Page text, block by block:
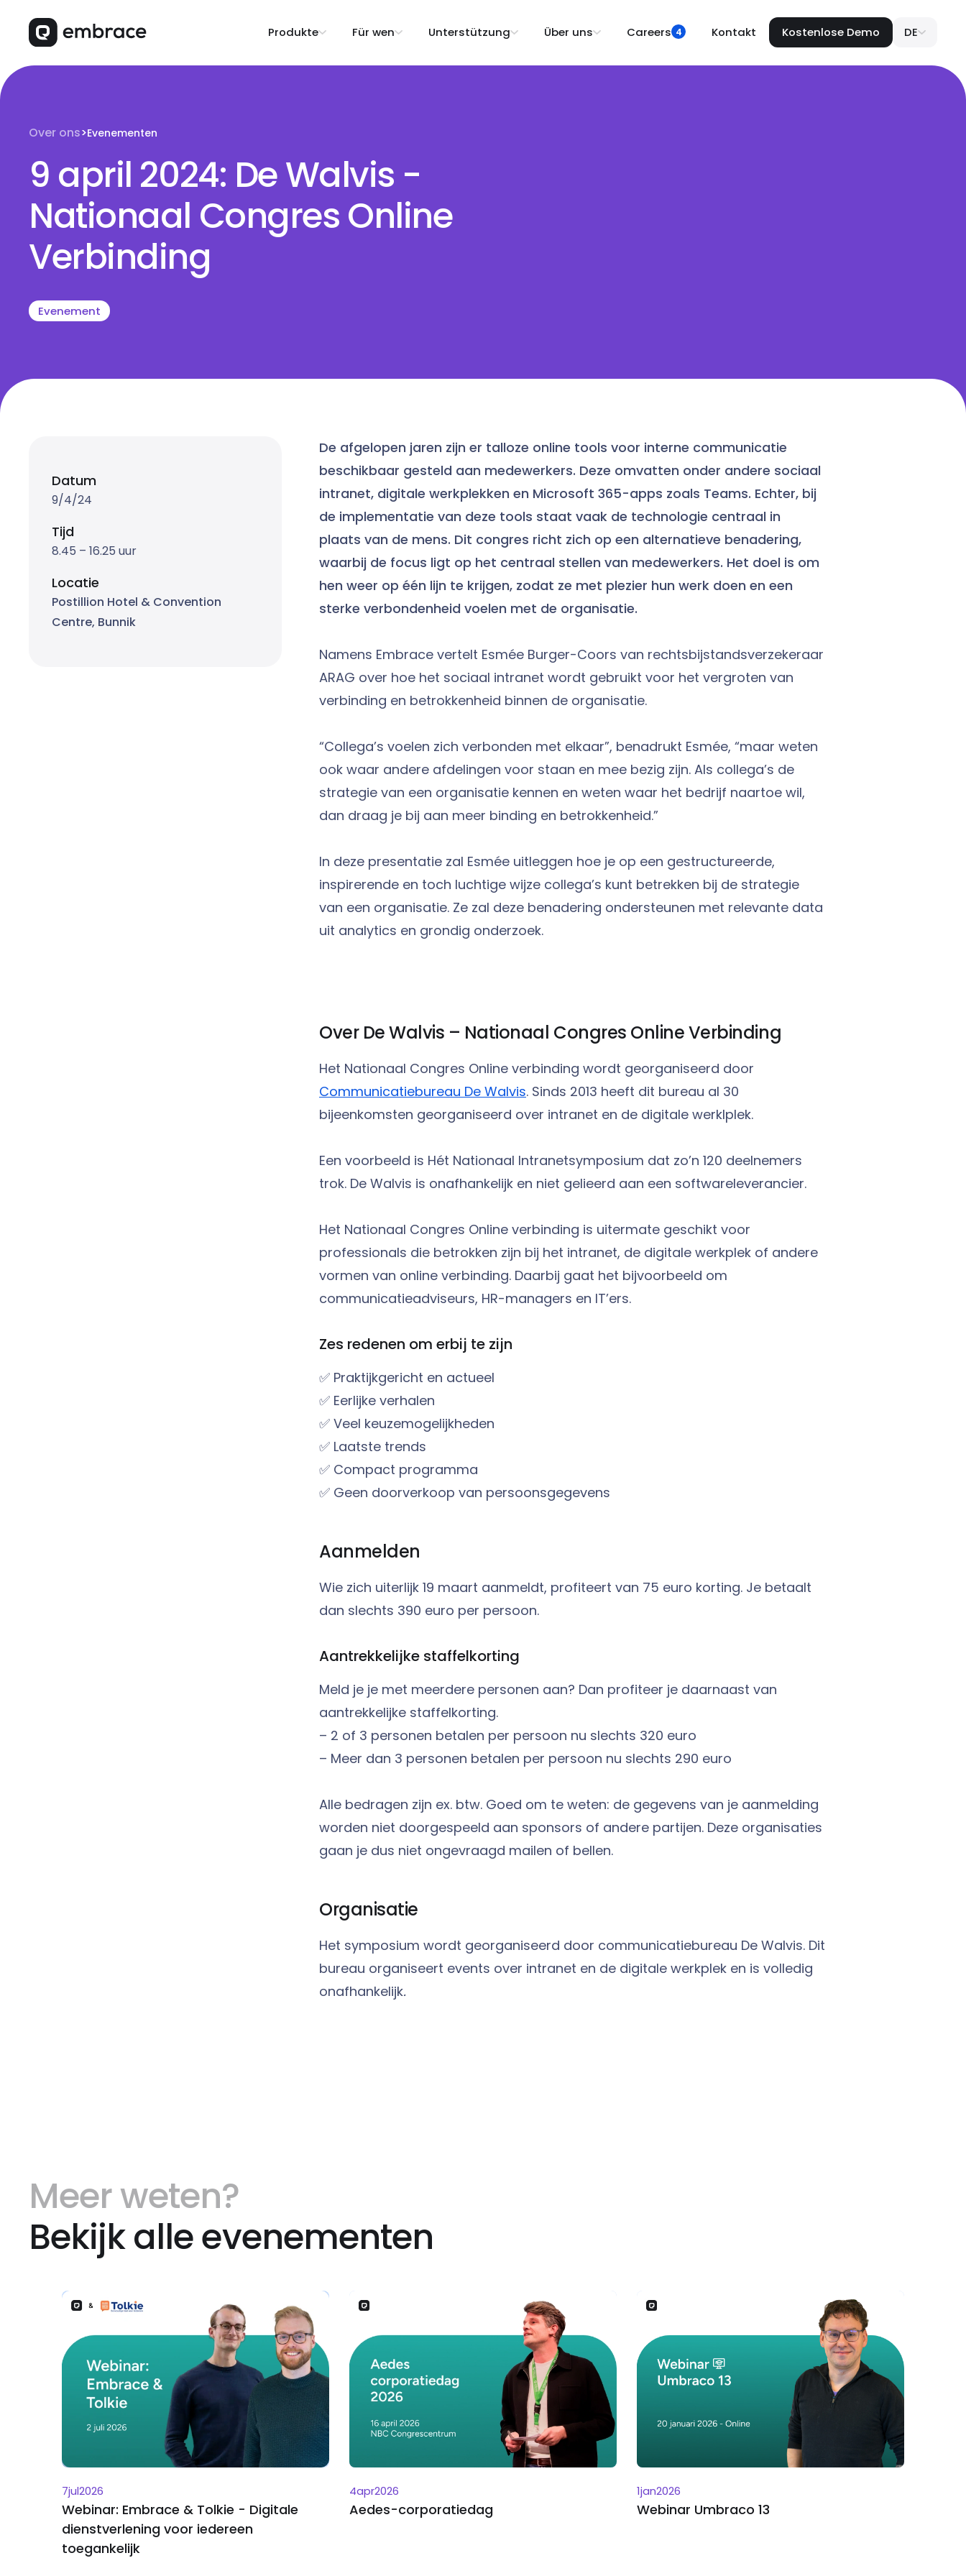
Produkte Für wen Unterstützung Über uns Careers 4 Kontakt Kostenlose Demo DE
Over ons>Evenementen
9 april 2024: De Walvis -
Nationaal Congres Online
Verbinding
Evenement
Datum
9/4/24
Tijd
8.45 – 16.25 uur
Locatie
Postillion Hotel & Convention
Centre, Bunnik
De afgelopen jaren zijn er talloze online tools voor interne communicatie
beschikbaar gesteld aan medewerkers. Deze omvatten onder andere sociaal
intranet, digitale werkplekken en Microsoft 365-apps zoals Teams. Echter, bij
de implementatie van deze tools staat vaak de technologie centraal in
plaats van de mens. Dit congres richt zich op een alternatieve benadering,
waarbij de focus ligt op het centraal stellen van medewerkers. Het doel is om
hen weer op één lijn te krijgen, zodat ze met plezier hun werk doen en een
sterke verbondenheid voelen met de organisatie.
Namens Embrace vertelt Esmée Burger-Coors van rechtsbijstandsverzekeraar
ARAG over hoe het sociaal intranet wordt gebruikt voor het vergroten van
verbinding en betrokkenheid binnen de organisatie.
“Collega’s voelen zich verbonden met elkaar”, benadrukt Esmée, “maar weten
ook waar andere afdelingen voor staan en mee bezig zijn. Als collega’s de
strategie van een organisatie kennen en weten waar het bedrijf naartoe wil,
dan draag je bij aan meer binding en betrokkenheid.”
In deze presentatie zal Esmée uitleggen hoe je op een gestructureerde,
inspirerende en toch luchtige wijze collega’s kunt betrekken bij de strategie
van een organisatie. Ze zal deze benadering ondersteunen met relevante data
uit analytics en grondig onderzoek.
Over De Walvis – Nationaal Congres Online Verbinding
Het Nationaal Congres Online verbinding wordt georganiseerd door
Communicatiebureau De Walvis. Sinds 2013 heeft dit bureau al 30
bijeenkomsten georganiseerd over intranet en de digitale werklplek.
Een voorbeeld is Hét Nationaal Intranetsymposium dat zo’n 120 deelnemers
trok. De Walvis is onafhankelijk en niet gelieerd aan een softwareleverancier.
Het Nationaal Congres Online verbinding is uitermate geschikt voor
professionals die betrokken zijn bij het intranet, de digitale werkplek of andere
vormen van online verbinding. Daarbij gaat het bijvoorbeeld om
communicatieadviseurs, HR-managers en IT’ers.
Zes redenen om erbij te zijn
✅ Praktijkgericht en actueel
✅ Eerlijke verhalen
✅ Veel keuzemogelijkheden
✅ Laatste trends
✅ Compact programma
✅ Geen doorverkoop van persoonsgegevens
Aanmelden
Wie zich uiterlijk 19 maart aanmeldt, profiteert van 75 euro korting. Je betaalt
dan slechts 390 euro per persoon.
Aantrekkelijke staffelkorting
Meld je je met meerdere personen aan? Dan profiteer je daarnaast van
aantrekkelijke staffelkorting.
– 2 of 3 personen betalen per persoon nu slechts 320 euro
– Meer dan 3 personen betalen per persoon nu slechts 290 euro
Alle bedragen zijn ex. btw. Goed om te weten: de gegevens van je aanmelding
worden niet doorgespeeld aan sponsors of andere partijen. Deze organisaties
gaan je dus niet ongevraagd mailen of bellen.
Organisatie
Het symposium wordt georganiseerd door communicatiebureau De Walvis. Dit
bureau organiseert events over intranet en de digitale werkplek en is volledig
onafhankelijk.
Meer weten?
Bekijk alle evenementen
7jul2026
Webinar: Embrace & Tolkie - Digitale
dienstverlening voor iedereen
toegankelijk
4apr2026
Aedes-corporatiedag
1jan2026
Webinar Umbraco 13